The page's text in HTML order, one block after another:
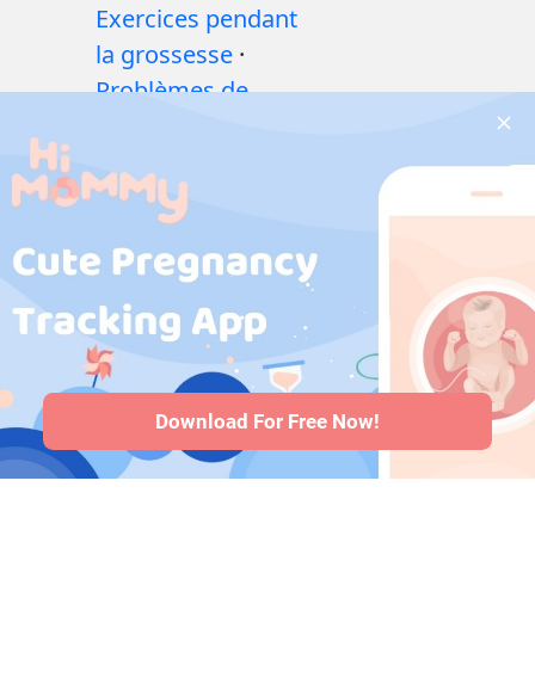
Exercices pendant
la grossesse ·
Problèmes de
Médicaments
pendant la
grossesse·
Problèmes de
santé des bébés
Articles ·Politique
editorialeDownload For Free Now!